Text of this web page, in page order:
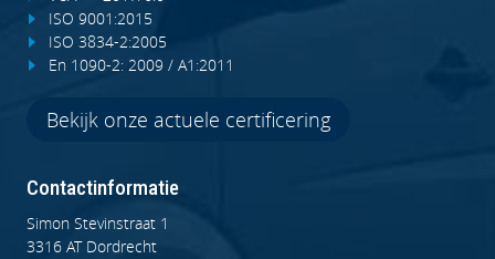
ISO 9001:2015
ISO 3834-2:2005
En 1090-2: 2009 / A1:2011
Bekijk onze actuele certificering
Contactinformatie
Simon Stevinstraat 1
3316 AT Dordrecht